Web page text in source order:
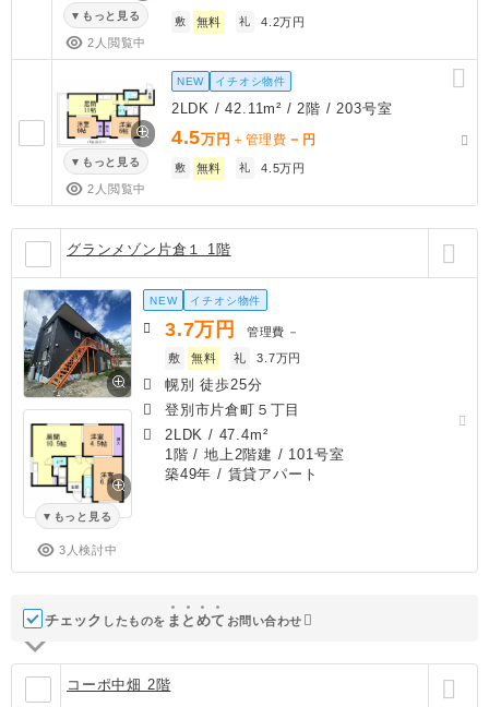
もっと見る
2人閲覧中
敷 無料 礼 4.2万円
もっと見る
2人閲覧中
NEW イチオシ物件
2LDK / 42.11m² / 2階 / 203号室
4.5万円 ＋管理費 － 円
敷 無料 礼 4.5万円
グランメゾン片倉１ 1階
もっと見る
3人検討中
NEW イチオシ物件
3.7万円 管理費 －
敷
無料 礼 3.7万円
幌別 徒歩25分
登別市片倉町５丁目
2LDK / 47.4m²
1階 / 地上2階建 / 101号室
築49年 / 賃貸アパート
チェック したものを ま と めて お問い合わせ
コーポ中畑 2階